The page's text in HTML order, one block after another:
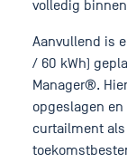
volledig
Aanvullend is
/ 60 kWh)
Manager®.
opgeslagen
curtailment